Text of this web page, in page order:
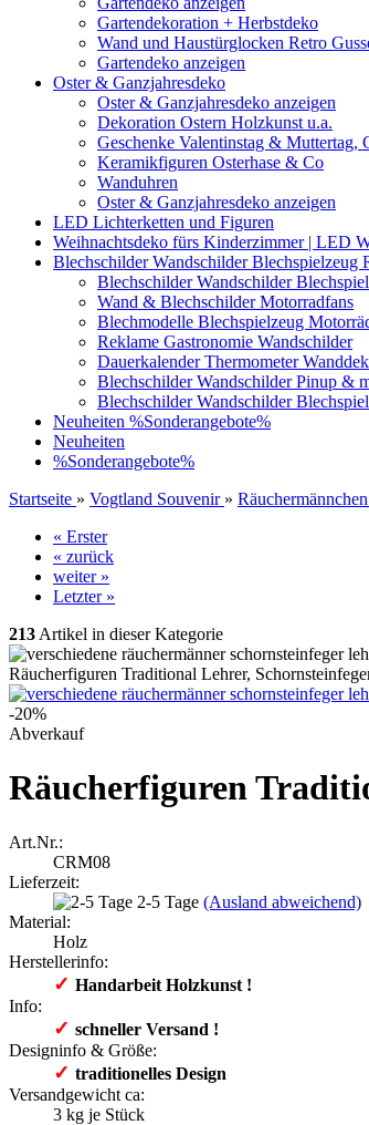
Gartendekoration + Herbstdeko
Wand und Haustürglocken Retro
Gartendeko anzeigen
Oster & Ganzjahresdeko
Oster & Ganzjahresdeko anzeigen
Dekoration Ostern Holzkunst u.a.
Geschenke Valentinstag & Muttertag,
Keramikfiguren Osterhase & Co
Wanduhren
Oster & Ganzjahresdeko anzeigen
LED Lichterketten und Figuren
Weihnachtsdeko fürs Kinderzimmer | LED
Blechschilder Wandschilder Blechspielzeug
Blechschilder Wandschilder
Wand & Blechschilder Motorradfans
Blechmodelle Blechspielzeug
Reklame Gastronomie Wandschilder
Dauerkalender Thermometer
Blechschilder Wandschilder Pinup &
Blechschilder Wandschilder
Neuheiten %Sonderangebote%
Neuheiten
%Sonderangebote%
Startseite » Vogtland Souvenir » Räuchermännchen
« Erster
« zurück
weiter »
Letzter »
213 Artikel in dieser Kategorie
Räucherfiguren Traditional Lehrer,
-20%
Abverkauf
Räucherfiguren
Art.Nr.:
CRM08
Lieferzeit:
2-5 Tage (Ausland abweichend)
Material:
Holz
Herstellerinfo:
✓ ​Handarbeit Holzkunst !
Info:
✓ ​schneller Versand !
Designinfo & Größe:
✓ ​traditionelles Design
Versandgewicht ca:
3 kg je Stück